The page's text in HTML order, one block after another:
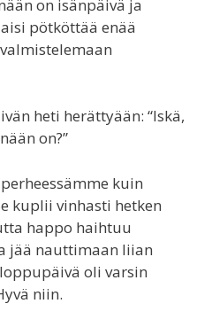
on isänpäivä ja
pötköttää enää
heti herättyään: “Iskä,
on?”
kuin
kuplii vinhasti hetken
happo haihtuu
jää nauttimaan liian
oli varsin
niin.